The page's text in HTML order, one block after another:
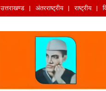
उत्तराखण्ड अंतरराष्ट्रीय राष्ट्रीय